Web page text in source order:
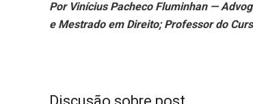
Por Vinícius Pacheco Fluminhan —
e Mestrado em Direito; Professor do